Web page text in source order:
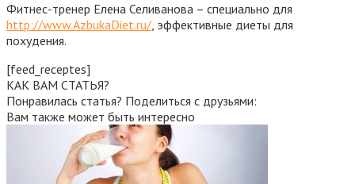
Фитнес-тренер Елена Селиванова – специально для
http://www.AzbukaDiet.ru/, эффективные диеты для
похудения.
[feed_receptes]
КАК ВАМ СТАТЬЯ?
Понравилась статья? Поделиться с друзьями:
Вам также может быть интересно